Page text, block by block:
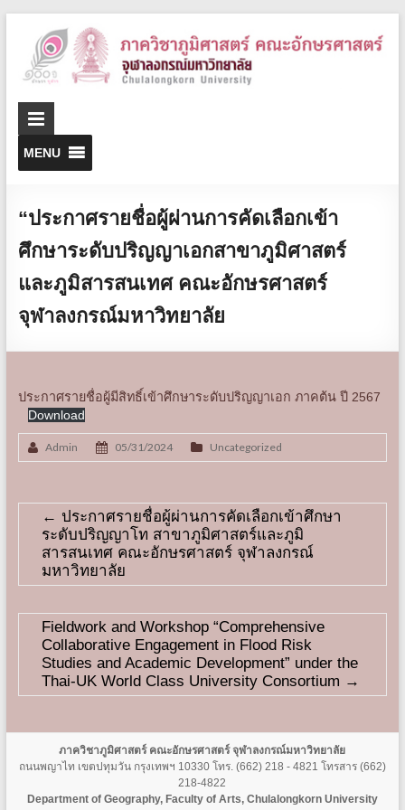
MENU
“ประกาศรายชื่อผู้ผ่านการคัดเลือกเข้า
ศึกษาระดับปริญญาเอกสาขาภูมิศาสตร์
และภูมิสารสนเทศ คณะอักษรศาสตร์
จุฬาลงกรณ์มหาวิทยาลัย
ประกาศรายชื่อผู้มีสิทธิ์เข้าศึกษาระดับปริญญาเอก ภาคต้น ปี 2567
Download
Admin 05/31/2024 Uncategorized
← ประกาศรายชื่อผู้ผ่านการคัดเลือกเข้าศึกษา
ระดับปริญญาโท สาขาภูมิศาสตร์และภูมิ
สารสนเทศ คณะอักษรศาสตร์ จุฬาลงกรณ์
มหาวิทยาลัย
Fieldwork and Workshop “Comprehensive
Collaborative Engagement in Flood Risk
Studies and Academic Development” under the
Thai-UK World Class University Consortium →
ภาควิชาภูมิศาสตร์ คณะอักษรศาสตร์ จุฬาลงกรณ์มหาวิทยาลัย
ถนนพญาไท เขตปทุมวัน กรุงเทพฯ 10330 โทร. (662) 218 - 4821 โทรสาร (662)
218-4822
Department of Geography, Faculty of Arts, Chulalongkorn University